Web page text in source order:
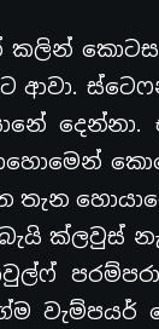
කොටස
ආවා.
තැන
ක්ලවුස්
වැම්පයර්